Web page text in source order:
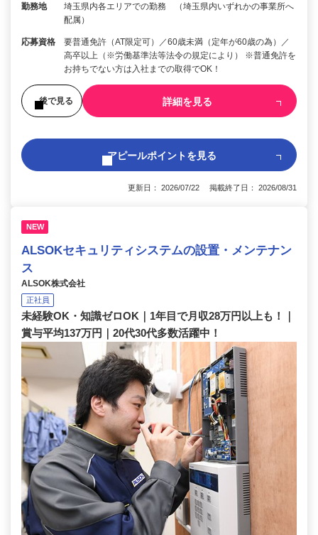
勤務地
埼玉県内各エリアでの勤務 （埼玉県内いずれかの事業所へ
配属）
応募資格
要普通免許（AT限定可）／60歳未満（定年が60歳の為）／
高卒以上（※労働基準法等法令の規定により） ※普通免許を
お持ちでない方は入社までの取得でOK！
後で見る 詳細を見る
アピールポイントを見る
更新日： 2026/07/22 掲載終了日： 2026/08/31
NEW
ALSOKセキュリティシステムの設置・メンテナン
ス
ALSOK株式会社
正社員
未経験OK・知識ゼロOK｜1年目で月収28万円以上も！｜
賞与平均137万円｜20代30代多数活躍中！